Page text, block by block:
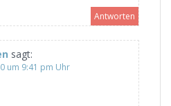
Antworten
sagt:
um 9:41 pm Uhr